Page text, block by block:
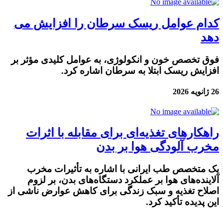
کدام عوامل ریسک سرطان را افزایش می
دهد
فوق تخصص خون و انکولوژی، به عوامل کلیدی مؤثر بر
افزایش ریسک ابتلا به سرطان اشاره کرد.
26 ژانویه 2026
راهکارهای تغذیه‌ای برای مقابله با اثرات
مخرب آلودگی هوا بر بدن
یک متخصص طب ایرانی با اشاره به تأثیرات مخرب
آلاینده‌های هوا بر عملکرد دستگاه‌های بدن، بر لزوم
اصلاح تغذیه و سبک زندگی برای کاهش عوارض ناشی از
این پدیده تأکید کرد.